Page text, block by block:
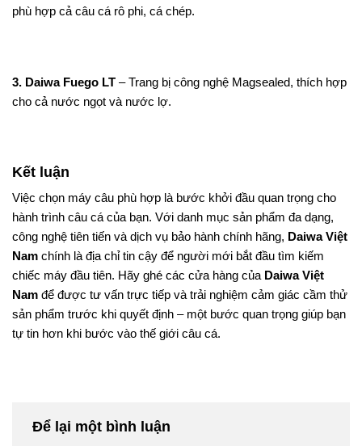
phù hợp cả câu cá rô phi, cá chép.
3. Daiwa Fuego LT – Trang bị công nghệ Magsealed, thích hợp
cho cả nước ngọt và nước lợ.
Kết luận
Việc chọn máy câu phù hợp là bước khởi đầu quan trọng cho
hành trình câu cá của bạn. Với danh mục sản phẩm đa dạng,
công nghệ tiên tiến và dịch vụ bảo hành chính hãng, Daiwa Việt
Nam chính là địa chỉ tin cậy để người mới bắt đầu tìm kiếm
chiếc máy đầu tiên. Hãy ghé các cửa hàng của Daiwa Việt
Nam để được tư vấn trực tiếp và trải nghiệm cảm giác cầm thử
sản phẩm trước khi quyết định – một bước quan trọng giúp bạn
tự tin hơn khi bước vào thế giới câu cá.
Để lại một bình luận